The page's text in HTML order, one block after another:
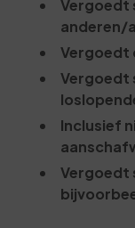
Vergoedt
anderen/
Vergoedt
Vergoedt
Inclusief
Vergoedt